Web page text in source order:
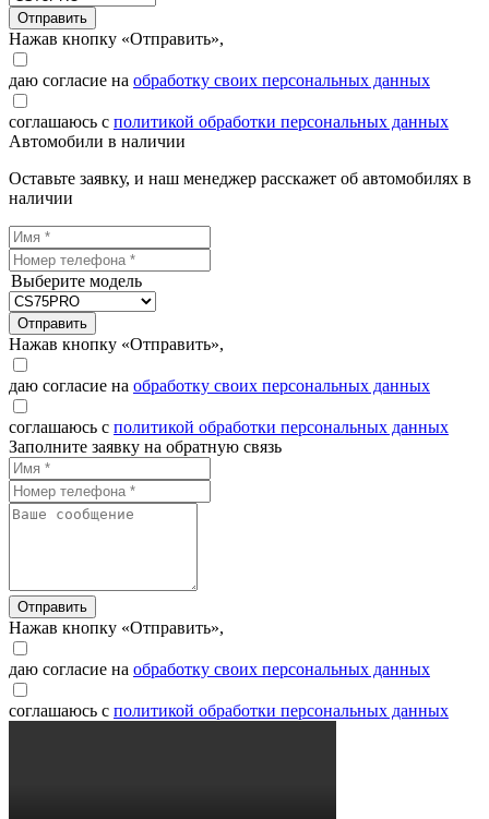
Отправить
Нажав кнопку «Отправить»,
даю согласие на обработку своих персональных данных
соглашаюсь с политикой обработки персональных данных
Автомобили в наличии
Оставьте заявку, и наш менеджер расскажет об автомобилях в
наличии
Выберите модель
Отправить
Нажав кнопку «Отправить»,
даю согласие на обработку своих персональных данных
соглашаюсь с политикой обработки персональных данных
Заполните заявку на обратную связь
Отправить
Нажав кнопку «Отправить»,
даю согласие на обработку своих персональных данных
соглашаюсь с политикой обработки персональных данных